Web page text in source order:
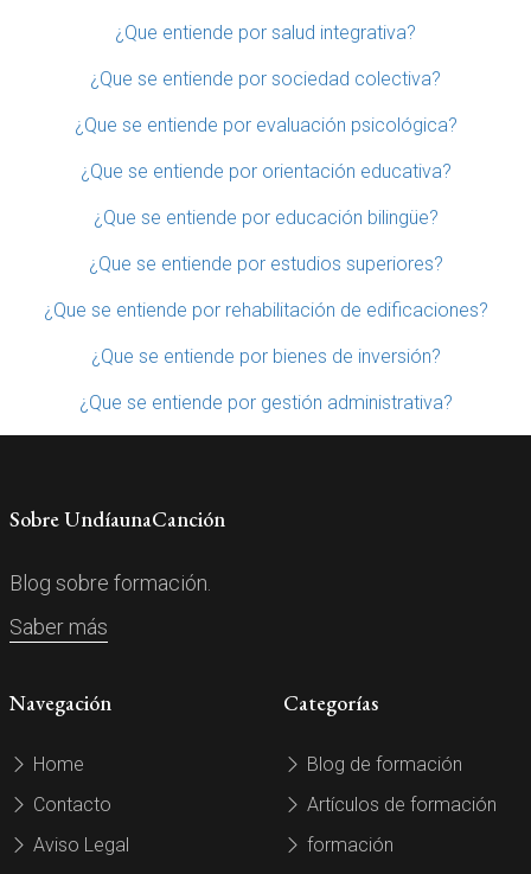
¿Que entiende por salud integrativa?
¿Que se entiende por sociedad colectiva?
¿Que se entiende por evaluación psicológica?
¿Que se entiende por orientación educativa?
¿Que se entiende por educación bilingüe?
¿Que se entiende por estudios superiores?
¿Que se entiende por rehabilitación de edificaciones?
¿Que se entiende por bienes de inversión?
¿Que se entiende por gestión administrativa?
Sobre UndíaunaCanción
Blog sobre formación.
Saber más
Navegación
Home
Contacto
Aviso Legal
Categorías
Blog de formación
Artículos de formación
formación